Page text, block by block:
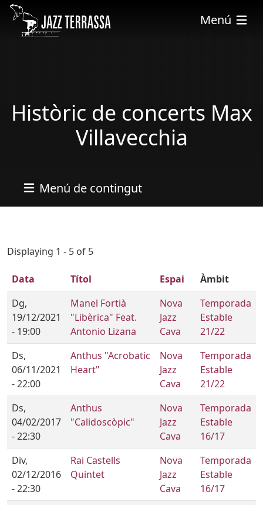
Vés al contingut
Menú
Històric de concerts Max
Villavecchia
Menú de contingut
Displaying 1 - 5 of 5
Data Títol Espai
Àmbit
Dg,
19/12/2021
- 19:00
Manel Fortià
"Libèrica" Feat.
Antonio Lizana
Nova
Jazz
Cava
Temporada
Estable
21/22
Ds,
06/11/2021
- 22:00
Anthus "Acrobatic
Heart"
Nova
Jazz
Cava
Temporada
Estable
21/22
Ds,
04/02/2017
- 22:30
Anthus
"Calidoscòpic"
Nova
Jazz
Cava
Temporada
Estable
16/17
Div,
02/12/2016
- 22:30
Rai Castells
Quintet
Nova
Jazz
Cava
Temporada
Estable
16/17